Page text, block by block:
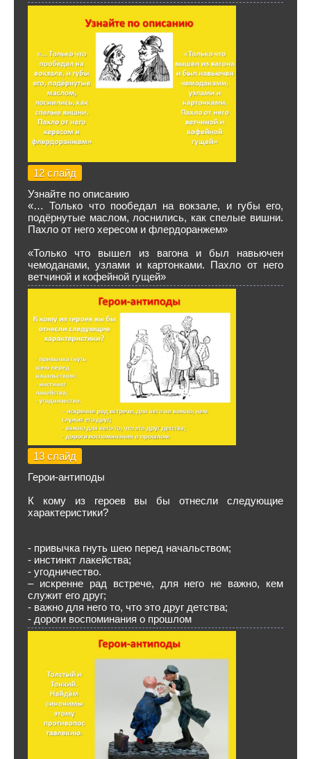
12 слайд
Узнайте по описанию
«… Только что пообедал на вокзале, и губы его,
подёрнутые маслом, лоснились, как спелые вишни.
Пахло от него хересом и флердоранжем»
«Только что вышел из вагона и был навьючен
чемоданами, узлами и картонками. Пахло от него
ветчиной и кофейной гущей»
13 слайд
Герои-антиподы
К кому из героев вы бы отнесли следующие
характеристики?
- привычка гнуть шею перед начальством;
- инстинкт лакейства;
- угодничество.
– искренне рад встрече, для него не важно, кем
служит его друг;
- важно для него то, что это друг детства;
- дороги воспоминания о прошлом